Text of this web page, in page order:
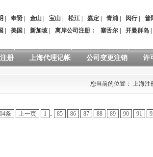
奉贤 金山 宝山 松江 嘉定 青浦 闵行| 普
美国 新加坡 离岸公司注册 ： 塞舌尔 开曼群岛
册 上海代理记帐 公司变更注销 许
您当前的位置： 上海注
条 上一页 1 .. 85 86 87 88 89 90 91